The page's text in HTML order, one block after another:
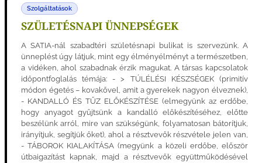
Szolgáltatások
SZÜLETÉSNAPI ÜNNEPSÉGEK
A SATIA-nál szabadtéri születésnapi bulikat is szervezünk. A
ünneplést úgy látjuk, mint egy élményélményt a természetben,
a vidéken, ahol szabadnak érzik magukat. A társas kapcsolatok
időpontfoglalás témája: - > TÚLÉLÉSI KÉSZSÉGEK (primitív
módon égetés – kovakővel, amit a gyerekek nagyon élveznek),
- KANDALLÓ ÉS TŰZ ELŐKÉSZÍTÉSE (elmegyünk az erdőbe,
hogy anyagot gyűjtsünk a kandalló előkészítéséhez, előtte
beszélünk arról, mire van szükségünk, folyamatosan bátorítjuk,
irányítjuk, segítjük őket), ahol a résztvevők részvétele jelen van,
- TÁBOROK KIALAKÍTÁSA (megyünk a közeli erdőbe, először
útbaigazítást kapnak, majd a résztvevők együttműködésével